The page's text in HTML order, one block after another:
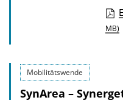
u
b
a
D
l
MB)
Mobilitätswende
SynArea –